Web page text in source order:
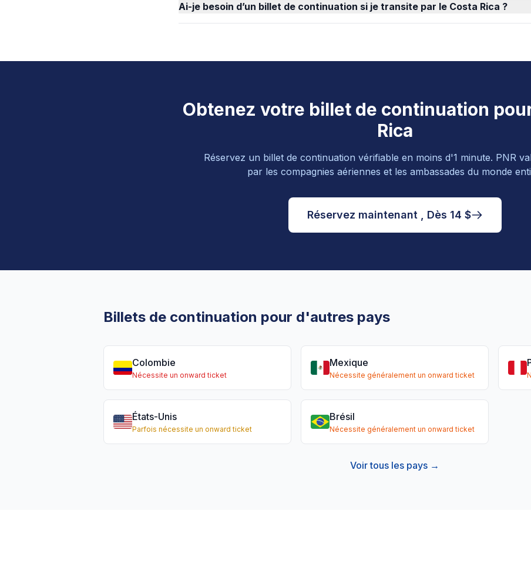
Ai-je besoin d’un billet de continuation si je transite par le Costa Rica ?
Obtenez votre billet de continuation
Rica
Réservez un billet de continuation vérifiable en moins d'1 minute. PNR
par les compagnies aériennes et les ambassades du monde
Réservez maintenant , Dès 14 $
Billets de continuation pour d'autres pays
Colombie
Nécessite un onward ticket
Mexique
Nécessite généralement un onward ticket
États-Unis
Parfois nécessite un onward ticket
Brésil
Nécessite généralement un onward ticket
Voir tous les pays →